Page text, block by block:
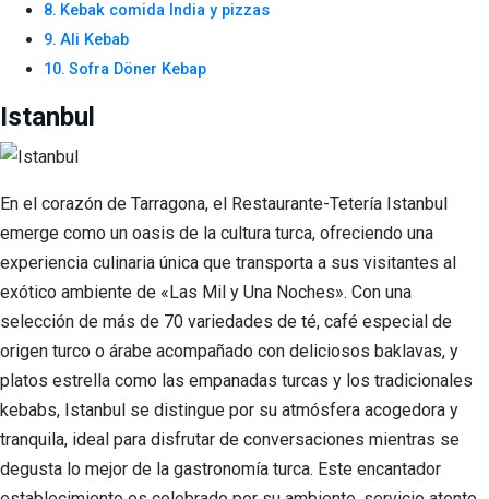
Kebak comida India y pizzas
Ali Kebab
Sofra Döner Kebap
Istanbul
En el corazón de Tarragona, el Restaurante-Tetería Istanbul
emerge como un oasis de la cultura turca, ofreciendo una
experiencia culinaria única que transporta a sus visitantes al
exótico ambiente de «Las Mil y Una Noches». Con una
selección de más de 70 variedades de té, café especial de
origen turco o árabe acompañado con deliciosos baklavas, y
platos estrella como las empanadas turcas y los tradicionales
kebabs, Istanbul se distingue por su atmósfera acogedora y
tranquila, ideal para disfrutar de conversaciones mientras se
degusta lo mejor de la gastronomía turca. Este encantador